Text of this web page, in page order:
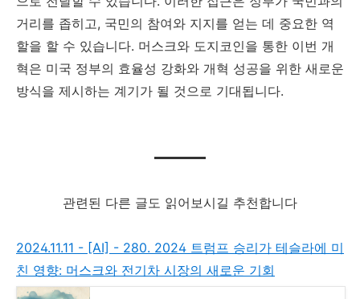
거리를 좁히고, 국민의 참여와 지지를 얻는 데 중요한 역
할을 할 수 있습니다. 머스크와 도지코인을 통한 이번 개
혁은 미국 정부의 효율성 강화와 개혁 성공을 위한 새로운
방식을 제시하는 계기가 될 것으로 기대됩니다.
관련된 다른 글도 읽어보시길 추천합니다
2024.11.11 - [AI] - 280. 2024 트럼프 승리가 테슬라에 미
친 영향: 머스크와 전기차 시장의 새로운 기회